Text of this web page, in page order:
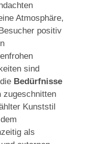
Atmosphäre,
positiv
sind
Bedürfnisse
zugeschnitten
Kunststil
als